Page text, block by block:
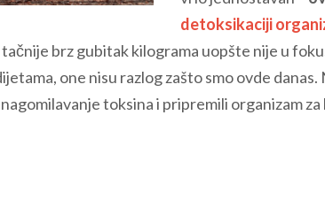
detoksikaciji
brz gubitak kilograma uopšte nije u
one nisu razlog zašto smo ovde
toksina i pripremili organizam